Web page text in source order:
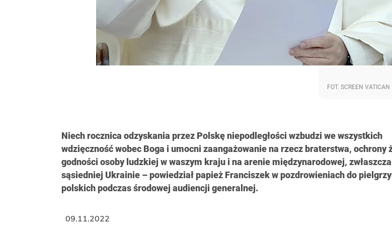
Niech rocznica odzyskania przez Polskę niepodległości wzbudzi we wszystkich
wdzięczność wobec Boga i umocni zaangażowanie na rzecz braterstwa, ochrony
godności osoby ludzkiej w waszym kraju i na arenie międzynarodowej,
sąsiedniej Ukrainie – powiedział papież Franciszek w pozdrowieniach do
polskich podczas środowej audiencji generalnej.
FOT. SCREEN VATICAN
09.11.2022